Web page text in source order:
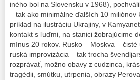
iného bol na Slovensku v 1968),
– tak ako minimálne ďalších 10
príklad na ilustráciu Ukrajiny, v
kontakt s ľuďmi, na stanici žobrajúcime
mínus 20 rokov. Rusko – Moskva –
ruská improvizácia – tak trocha
rozprávať, možno obavy z cudzinca,
tragédii, smútku, utrpenia, obrazy